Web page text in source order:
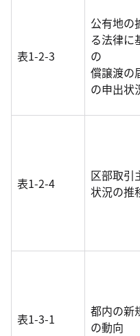
表1-2-3
公有地の
る法律に
償譲渡の
の申出状
表1-2-4
区部取引
状況の推
表1-3-1
都内の新
の動向